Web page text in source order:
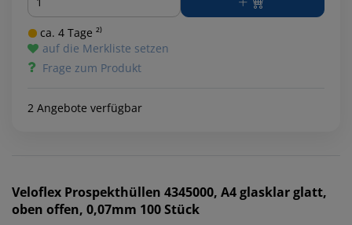
ca. 4 Tage ²⁾
auf die Merkliste setzen
Frage zum Produkt
2 Angebote verfügbar
Veloflex Prospekthüllen 4345000, A4 glasklar glatt,
oben offen, 0,07mm 100 Stück